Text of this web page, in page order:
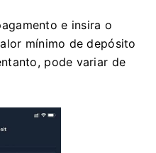
e insira o
mínimo de depósito
pode variar de